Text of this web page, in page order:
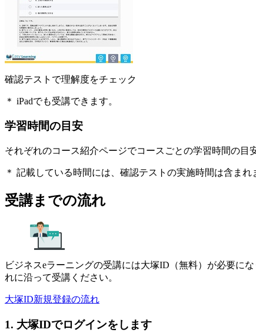
確認テストで理解度をチェック
＊ iPadでも受講できます。
学習時間の目安
それぞれのコース紹介ページでコースごとの学習時間の目
＊ 記載している時間には、確認テストの実施時間は含まれ
受講までの流れ
ビジネスeラーニングの受講には大塚ID（無料）が必要に
れに沿って受講ください。
大塚ID新規登録の流れ
1. 大塚IDでログインをします